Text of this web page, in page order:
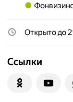
Метро
Открыто до
Ссылки